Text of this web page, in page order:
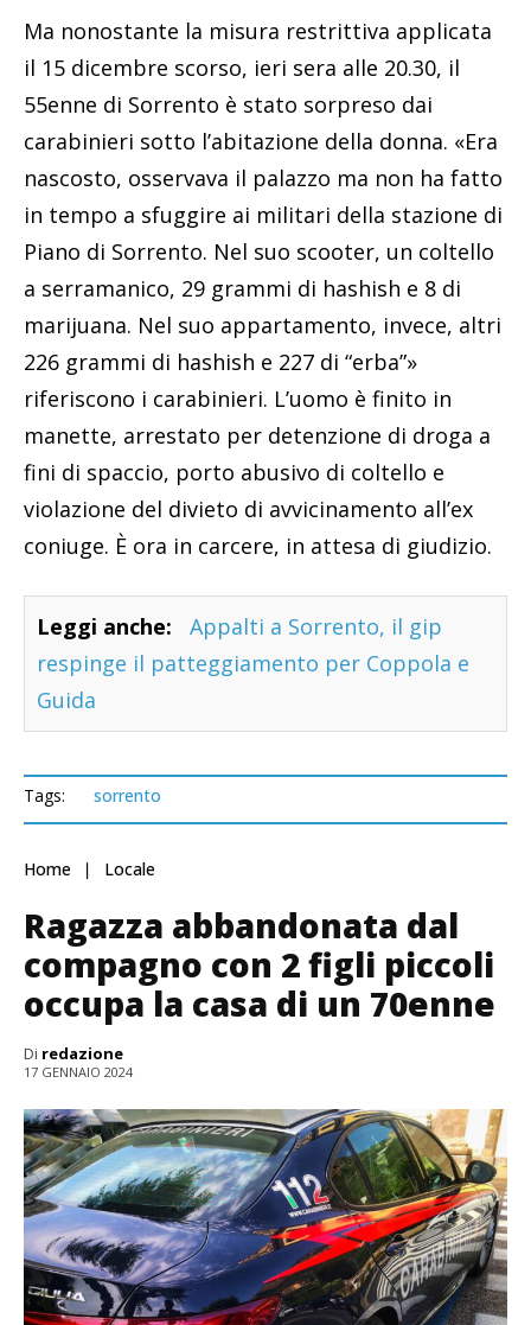
Ma nonostante la misura restrittiva applicata
il 15 dicembre scorso, ieri sera alle 20.30, il
55enne di Sorrento è stato sorpreso dai
carabinieri sotto l’abitazione della donna. «Era
nascosto, osservava il palazzo ma non ha fatto
in tempo a sfuggire ai militari della stazione di
Piano di Sorrento. Nel suo scooter, un coltello
a serramanico, 29 grammi di hashish e 8 di
marijuana. Nel suo appartamento, invece, altri
226 grammi di hashish e 227 di “erba”»
riferiscono i carabinieri. L’uomo è finito in
manette, arrestato per detenzione di droga a
fini di spaccio, porto abusivo di coltello e
violazione del divieto di avvicinamento all’ex
coniuge. È ora in carcere, in attesa di giudizio.
Leggi anche:
Appalti a Sorrento, il gip
respinge il patteggiamento per Coppola e
Guida
Tags: sorrento
Home Locale
Ragazza abbandonata dal
compagno con 2 figli piccoli
occupa la casa di un 70enne
Di redazione
17 GENNAIO 2024